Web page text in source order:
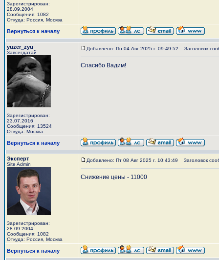
Зарегистрирован:
28.09.2004
Сообщения: 1082
Откуда: Россия, Москва
Вернуться к началу
yuzer_zyu
Завсегдатай
Зарегистрирован:
23.07.2016
Сообщения: 13524
Откуда: Москва
Добавлено: Пн 04 Авг 2025 г. 09:49:52 Заголовок
Спасибо Вадим!
Вернуться к началу
Эксперт
Site Admin
Зарегистрирован:
28.09.2004
Сообщения: 1082
Откуда: Россия, Москва
Добавлено: Пт 08 Авг 2025 г. 10:43:49 Заголовок
Снижение цены - 11000
Вернуться к началу